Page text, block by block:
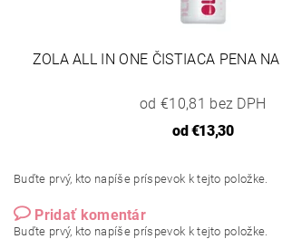
ZOLA ALL IN ONE ČISTIACA PENA
od €10,81 bez DPH
od€13,30
Buďte prvý, kto napíše príspevok k tejto položke.
Pridať komentár
Buďte prvý, kto napíše príspevok k tejto položke.